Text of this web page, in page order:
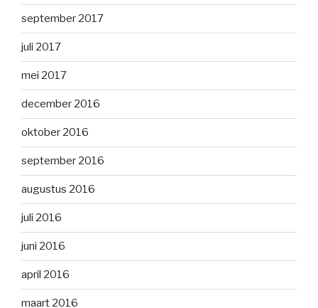
september 2017
juli 2017
mei 2017
december 2016
oktober 2016
september 2016
augustus 2016
juli 2016
juni 2016
april 2016
maart 2016